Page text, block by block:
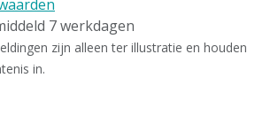
7 werkdagen
zijn alleen ter illustratie en houden
in.